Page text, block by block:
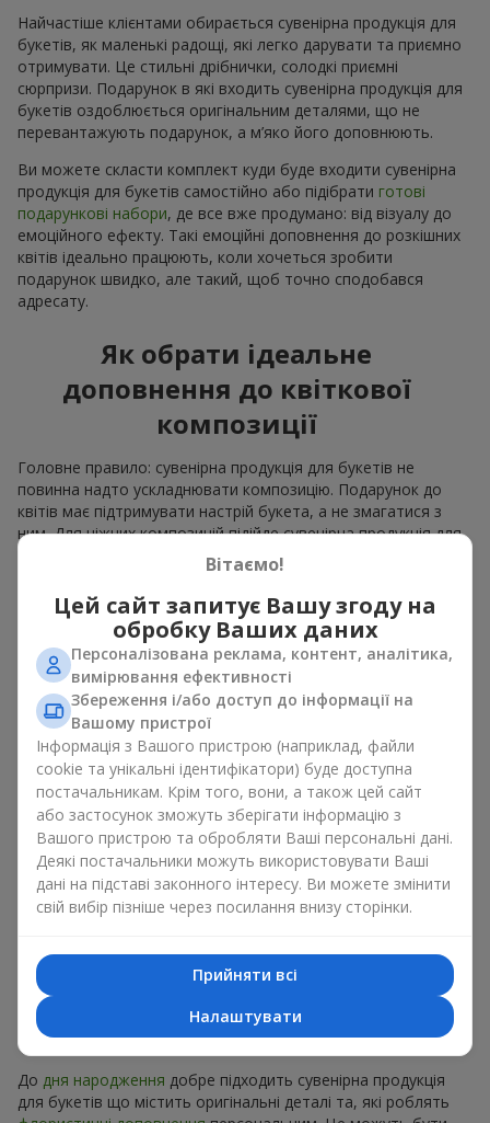
Найчастіше клієнтами обирається сувенірна продукція для
букетів, як маленькі радощі, які легко дарувати та приємно
отримувати. Це стильні дрібнички, солодкі приємні
сюрпризи. Подарунок в які входить сувенірна продукція для
букетів оздоблюється оригінальним деталями, що не
перевантажують подарунок, а м’яко його доповнюють.
Ви можете скласти комплект куди буде входити сувенірна
продукція для букетів самостійно або підібрати готові
подарункові набори, де все вже продумано: від візуалу до
емоційного ефекту. Такі емоційні доповнення до розкішних
квітів ідеально працюють, коли хочеться зробити
подарунок швидко, але такий, щоб точно сподобався
адресату.
Як обрати ідеальне
доповнення до квіткової
композиції
Головне правило: сувенірна продукція для букетів не
повинна надто ускладнювати композицію. Подарунок до
квітів має підтримувати настрій букета, а не змагатися з
ним. Для ніжних композицій підійде сувенірна продукція для
букетів, як легкі символічні додатки та легкі елементи
тортикабомаленька м’яка іграшка
Для яскравих є сенс використати більш сміливі додаткові
акценти, як вишуканіцукеркичи дорогі сувеніри.
Сувенірна продукція для букетів повинна вибиратись,
враховуючи й привід, і людину, якій адресований подарунок.
Якщо сумніваєтесь, яка сувенірна продукція для букетів вам
потрібна — обирайте універсальні маленькі приємності,
широкий вибір яких знайдеться у нашому каталозі.
Сувеніри до букетів на різні свята
Свято задає настрій, а сувенірна продукція для букетів його
підкреслює. Саме тому сувеніри для квітів часто обирають з
урахуванням дати та події. В нашому асортименті
знайдеться сувенірна продукція для букетів, що підійде до
букетів на День народження
До дня народження добре підходить сувенірна продукція
для букетів що містить оригінальні деталі та, які роблять
Вітаємо!
Цей сайт запитує Вашу згоду на
обробку Ваших даних
Персоналізована реклама, контент, аналітика,
вимірювання ефективності
Збереження і/або доступ до інформації на
Вашому пристрої
Інформація з Вашого пристрою (наприклад, файли
cookie та унікальні ідентифікатори) буде доступна
постачальникам. Крім того, вони, а також цей сайт
або застосунок зможуть зберігати інформацію з
Вашого пристрою та обробляти Ваші персональні дані.
Деякі постачальники можуть використовувати Ваші
дані на підставі законного інтересу. Ви можете змінити
свій вибір пізніше через посилання внизу сторінки.
Прийняти всі
Налаштувати